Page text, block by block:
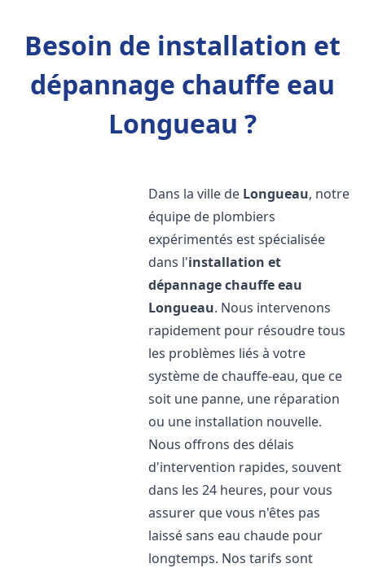
Besoin de installation et
dépannage chauffe eau
Longueau ?
Dans la ville de Longueau, notre
équipe de plombiers
expérimentés est spécialisée
dans l'installation et
dépannage chauffe eau
Longueau. Nous intervenons
rapidement pour résoudre tous
les problèmes liés à votre
système de chauffe-eau, que ce
soit une panne, une réparation
ou une installation nouvelle.
Nous offrons des délais
d'intervention rapides, souvent
dans les 24 heures, pour vous
assurer que vous n'êtes pas
laissé sans eau chaude pour
longtemps. Nos tarifs sont